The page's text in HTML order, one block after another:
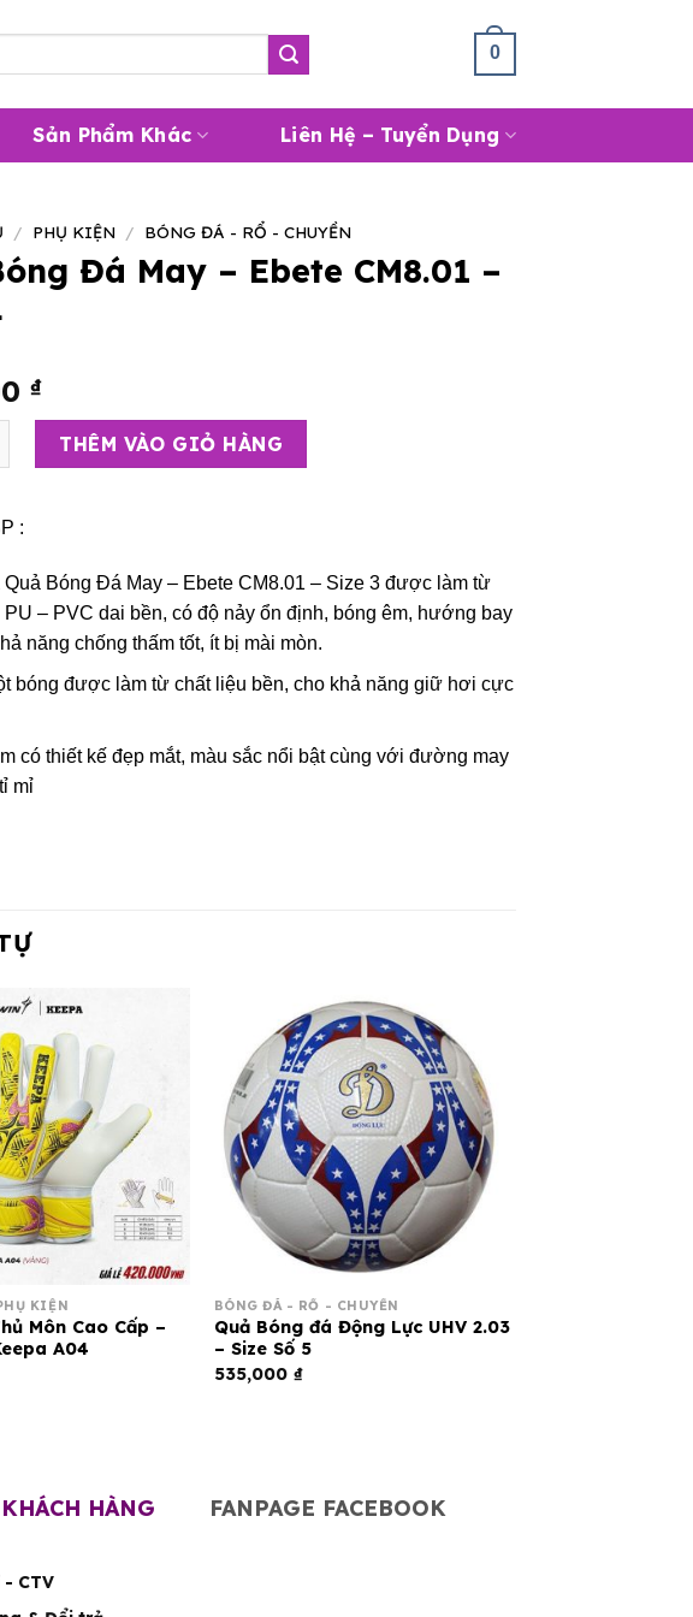
0
Sản Phẩm Khác Liên Hệ – Tuyển Dụng
/ PHỤ KIỆN / BÓNG ĐÁ - RỔ - CHUYỀN
Đá May – Ebete CM8.01 –
₫
May – Ebete CM8.01 – Size 4 số lượng
THÊM VÀO GIỎ HÀNG
:
Quả Bóng Đá May – Ebete CM8.01 – Size 3 được làm từ
PU – PVC dai bền, có độ nảy ổn định, bóng êm, hướng bay
năng chống thấm tốt, ít bị mài mòn.
bóng được làm từ chất liệu bền, cho khả năng giữ hơi cực
có thiết kế đẹp mắt, màu sắc nổi bật cùng với đường may
mỉ
KIỆN
Môn Cao Cấp –
A04
BÓNG ĐÁ - RỔ - CHUYỀN
Quả Bóng đá Động Lực UHV 2.03
– Size Số 5
535,000 ₫
HÀNG
- CTV
FANPAGE FACEBOOK